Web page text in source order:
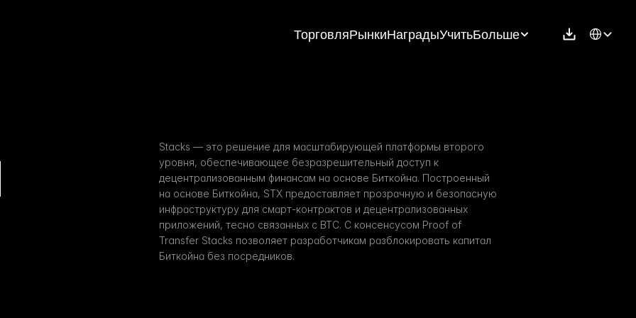
ТорговляРынкиНаградыУчитьБольше Select
Stacks — это решение для масштабирующей платформы второго
уровня, обеспечивающее безразрешительный доступ к
децентрализованным финансам на основе Биткойна. Построенный
на основе Биткойна, STX предоставляет прозрачную и безопасную
инфраструктуру для смарт-контрактов и децентрализованных
приложений, тесно связанных с BTC. С консенсусом Proof of
Transfer Stacks позволяет разработчикам разблокировать капитал
Биткойна без посредников.